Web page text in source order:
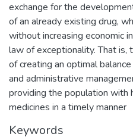
exchange for the
of an already existing drug,
without increasing economic
law of exceptionality. That
of creating an optimal
and administrative
providing the population with
medicines in a timely manner
Keywords